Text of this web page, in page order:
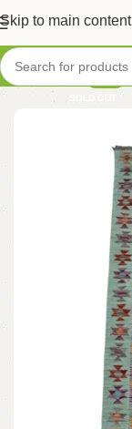
Skip to main content
SOLD OUT